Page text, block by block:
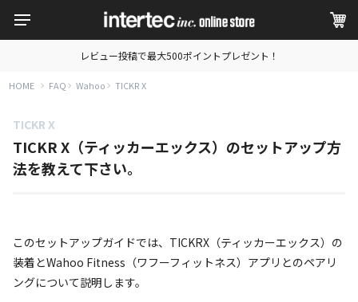
レビュー投稿で最大500ポイントプレゼント！
HOME FAQ Wahoo TICKR X
TICKR X
TICKR X（ティッカーエックス）のセットアップ方
法を教えて下さい。
このセットアップガイドでは、TICKRX（ティッカーエックス）の
装着とWahoo Fitness（ワフーフィットネス）アプリとのペアリ
ングについて説明します。